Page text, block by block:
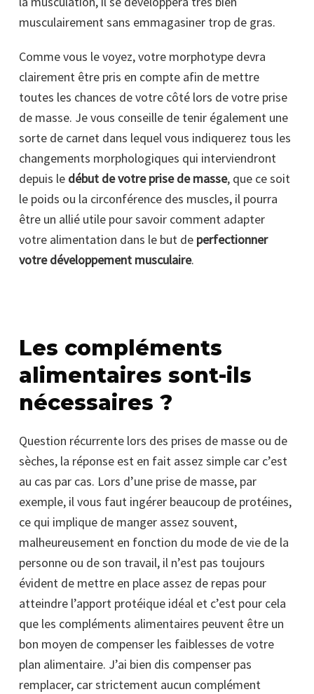
musculairement sans emmagasiner trop de gras.
Comme vous le voyez, votre morphotype devra
clairement être pris en compte afin de mettre
toutes les chances de votre côté lors de votre prise
de masse. Je vous conseille de tenir également une
sorte de carnet dans lequel vous indiquerez tous les
changements morphologiques qui interviendront
depuis le début de votre prise de masse, que ce soit
le poids ou la circonférence des muscles, il pourra
être un allié utile pour savoir comment adapter
votre alimentation dans le but de perfectionner
votre développement musculaire.
Les compléments
alimentaires sont-ils
nécessaires ?
Question récurrente lors des prises de masse ou de
sèches, la réponse est en fait assez simple car c’est
au cas par cas. Lors d’une prise de masse, par
exemple, il vous faut ingérer beaucoup de protéines,
ce qui implique de manger assez souvent,
malheureusement en fonction du mode de vie de la
personne ou de son travail, il n’est pas toujours
évident de mettre en place assez de repas pour
atteindre l’apport protéique idéal et c’est pour cela
que les compléments alimentaires peuvent être un
bon moyen de compenser les faiblesses de votre
plan alimentaire. J’ai bien dis compenser pas
remplacer, car strictement aucun complément